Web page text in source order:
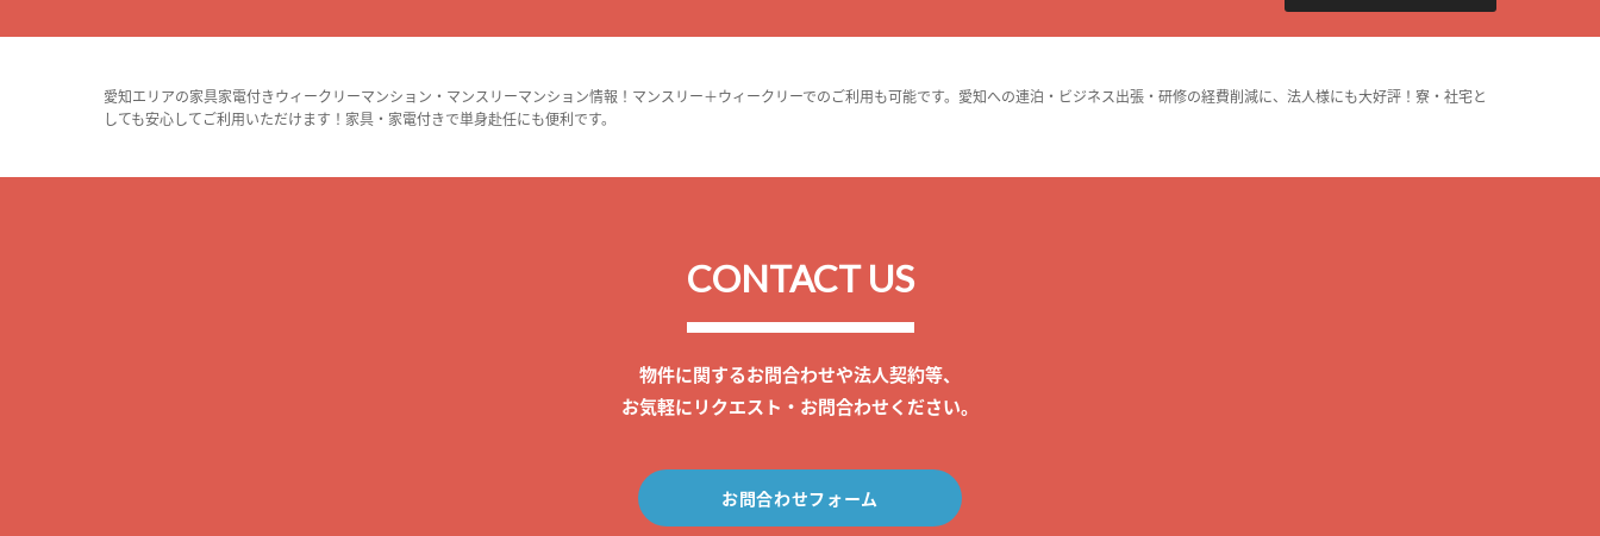
愛知エリアの家具家電付きウィークリーマンション・マンスリーマンション情報！マンスリー＋ウィークリーでのご利用も可能です。愛知への連泊・ビジネス出張・研修の経費削減に、法人様にも大好評！寮・社宅と
しても安心してご利用いただけます！家具・家電付きで単身赴任にも便利です。
CONTACT US
物件に関するお問合わせや法人契約等、
お気軽にリクエスト・お問合わせください。
お問合わせフォーム